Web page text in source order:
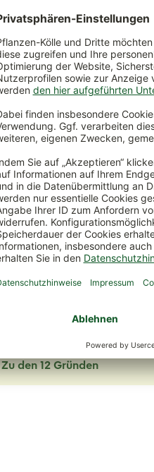
12 gute Gründe für
Pflanzen-Kölle
Kunden uns lieben und bei uns
Zu den 12 Gründen